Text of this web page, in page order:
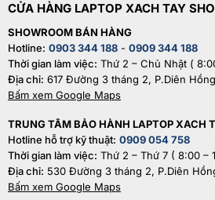
CỬA HÀNG LAPTOP XACH TAY
SHOWROOM BÁN HÀNG
Hotline: 0903 344 188 - 0909 344 188
Thời gian làm việc: Thứ 2 – Chủ Nhật (
Địa chỉ: 617 Đường 3 tháng 2, P.Diên
Bấm xem Google Maps
TRUNG TÂM BẢO HÀNH LAPTOP XACH
Hotline hỗ trợ kỹ thuật: 0909 054 758
Thời gian làm việc: Thứ 2 – Thứ 7 ( 8:00 –
Địa chỉ: 530 Đường 3 tháng 2, P.Diên
Bấm xem Google Maps